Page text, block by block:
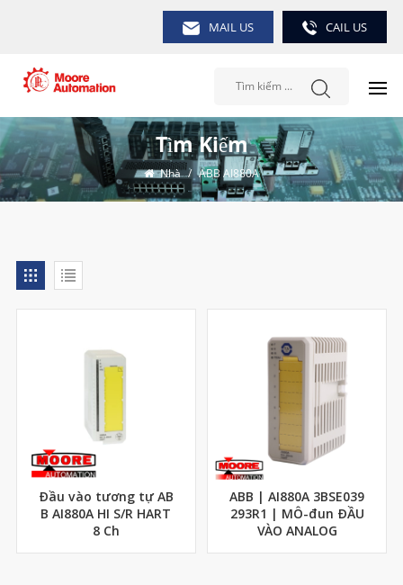
MAIL US CAIL US
Tìm Kiếm
Nhà / ABB AI880A
Đầu vào tương tự AB
B AI880A HI S/R HART
8 Ch
ABB | AI880A 3BSE039
293R1 | MÔ-đun ĐẦU
VÀO ANALOG